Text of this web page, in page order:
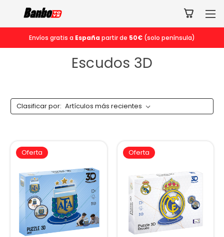
Envíos gratis a España partir de 50€ (solo península)
Escudos 3D
Clasificar por:
Oferta Oferta